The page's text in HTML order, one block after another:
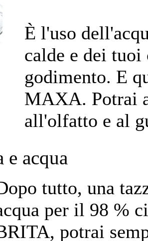
È l'uso
calde e dei
godimento. E
MAXA. Potrai
all'olfatto e al
e acqua
tutto, una
per il 98 %
potrai